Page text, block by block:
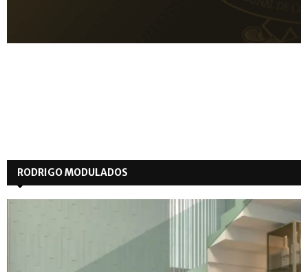
RODRIGO MODULADOS